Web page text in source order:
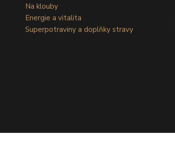
Na klouby
Energie a vitalita
Superpotraviny a doplňky stravy